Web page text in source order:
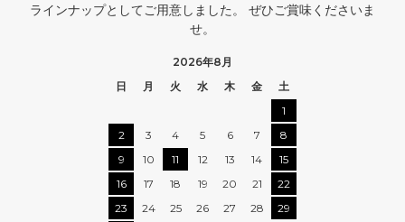
ラインナップとしてご用意しました。 ぜひご賞味くださいま
せ。
2026年8月
日
月 火 水 木 金
土
1
2
3 4 5 6 7
8
9
10 11 12 13 14
15
16
17 18 19 20 21
22
23
24 25 26 27 28
29